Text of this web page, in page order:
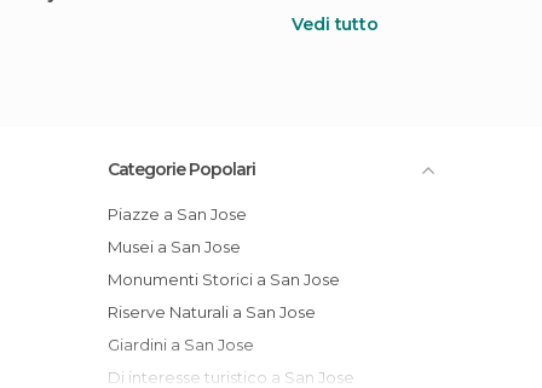
Vedi tutto
Categorie Popolari
Piazze a San Jose
Musei a San Jose
Monumenti Storici a San Jose
Riserve Naturali a San Jose
Giardini a San Jose
Di interesse turistico a San Jose